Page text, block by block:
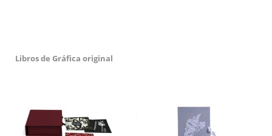
Libros de Gráfica original